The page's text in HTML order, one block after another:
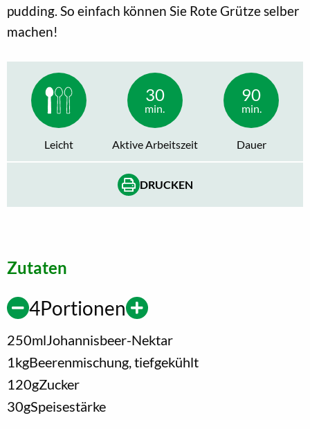
pudding. So einfach können Sie Rote Grütze selber
machen!
Leicht
30
min.
Aktive Arbeitszeit
90
min.
Dauer
DRUCKEN
Zutaten
4Portionen
250ml Johannisbeer-Nektar
1 kgBeerenmischung, tiefgekühlt
120gZucker
30gSpeisestärke